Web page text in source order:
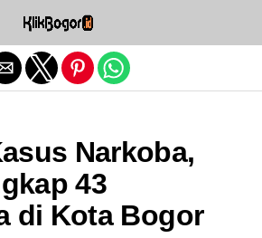
Narkoba,
43
di Kota Bogor
Exit mobile version